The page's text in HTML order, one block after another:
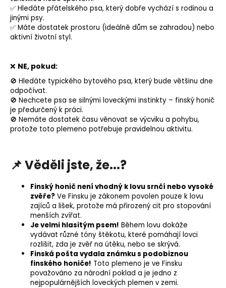
✅ Hledáte přátelského psa, který dobře vychází s rodinou a
jinými psy.
✅ Máte dostatek prostoru (ideálně dům se zahradou) nebo
aktivní životní styl.
❌ NE, pokud:
🚫 Hledáte typického bytového psa, který bude většinu dne
odpočívat.
🚫 Nechcete psa se silnými loveckými instinkty – finský honič
je předurčený k práci.
🚫 Nemáte dostatek času věnovat se výcviku a pohybu,
protože toto plemeno potřebuje pravidelnou aktivitu.
📌 Věděli jste, že...?
Finský honič není vhodný k lovu srnčí nebo vysoké
zvěře? Ve Finsku je zákonem povolen pouze k lovu
zajíců a lišek, protože má přirozený cit pro stopování
menších zvířat.
Je velmi hlasitým psem! Během lovu dokáže
vydávat různé tóny štěkotu, které pomáhají lovci
rozlišit, zda je zvěř na útěku, nebo se skrývá.
Finská pošta vydala známku s podobiznou
finského honiče! Toto plemeno je ve Finsku
považováno za národní poklad a je jedno z
nejpopulárnějších loveckých plemen v zemi.